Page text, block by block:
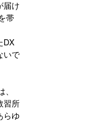
届け
帯
DX
いで
習所
らゆ